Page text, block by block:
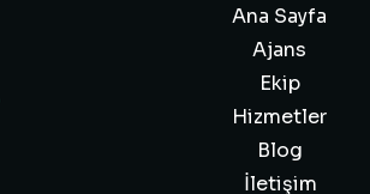
Ana Sayfa
Ajans
Ekip
Hizmetler
Blog
İletişim